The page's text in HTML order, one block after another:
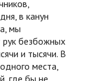
в канун
мы
рук безбожных
и тысячи. В
места,
где бы не